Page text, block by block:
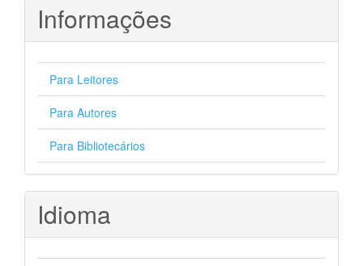
Informações
Para Leitores
Para Autores
Para Bibliotecários
Idioma